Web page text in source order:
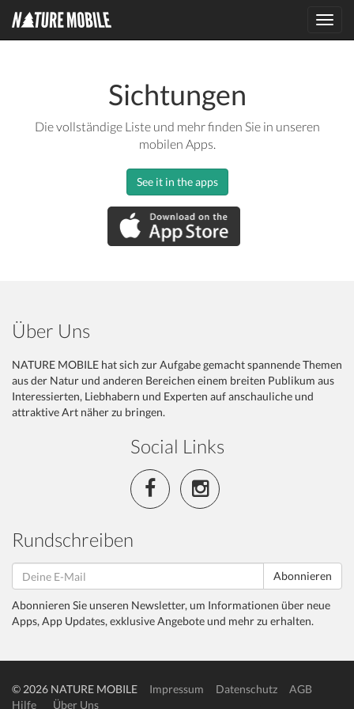
Sichtungen
Die vollständige Liste und mehr finden Sie in unseren
mobilen Apps.
See it in the apps
Über Uns
NATURE MOBILE hat sich zur Aufgabe gemacht spannende Themen
aus der Natur und anderen Bereichen einem breiten Publikum aus
Interessierten, Liebhabern und Experten auf anschauliche und
attraktive Art näher zu bringen.
Social Links
Rundschreiben
Abonnieren
Abonnieren Sie unseren Newsletter, um Informationen über neue
Apps, App Updates, exklusive Angebote und mehr zu erhalten.
© 2026 NATURE MOBILE Impressum Datenschutz
AGB
Hilfe
Über Uns